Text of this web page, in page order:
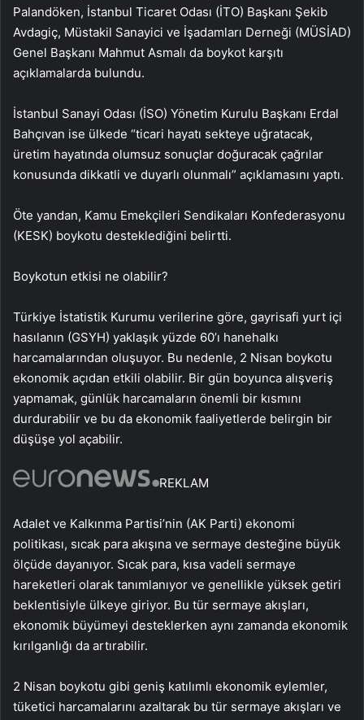
Palandöken, İstanbul Ticaret Odası (İTO) Başkanı Şekib
Avdagiç, Müstakil Sanayici ve İşadamları Derneği (MÜSİAD)
Genel Başkanı Mahmut Asmalı da boykot karşıtı
açıklamalarda bulundu.
İstanbul Sanayi Odası (İSO) Yönetim Kurulu Başkanı Erdal
Bahçıvan ise ülkede “ticari hayatı sekteye uğratacak,
üretim hayatında olumsuz sonuçlar doğuracak çağrılar
konusunda dikkatli ve duyarlı olunmalı” açıklamasını yaptı.
Öte yandan, Kamu Emekçileri Sendikaları Konfederasyonu
(KESK) boykotu desteklediğini belirtti.
Boykotun etkisi ne olabilir?
Türkiye İstatistik Kurumu verilerine göre, gayrisafi yurt içi
hasılanın (GSYH) yaklaşık yüzde 60’ı hanehalkı
harcamalarından oluşuyor. Bu nedenle, 2 Nisan boykotu
ekonomik açıdan etkili olabilir. Bir gün boyunca alışveriş
yapmamak, günlük harcamaların önemli bir kısmını
durdurabilir ve bu da ekonomik faaliyetlerde belirgin bir
düşüşe yol açabilir.
REKLAM
Adalet ve Kalkınma Partisi’nin (AK Parti) ekonomi
politikası, sıcak para akışına ve sermaye desteğine büyük
ölçüde dayanıyor. Sıcak para, kısa vadeli sermaye
hareketleri olarak tanımlanıyor ve genellikle yüksek getiri
beklentisiyle ülkeye giriyor. Bu tür sermaye akışları,
ekonomik büyümeyi desteklerken aynı zamanda ekonomik
kırılganlığı da artırabilir.
2 Nisan boykotu gibi geniş katılımlı ekonomik eylemler,
tüketici harcamalarını azaltarak bu tür sermaye akışları ve